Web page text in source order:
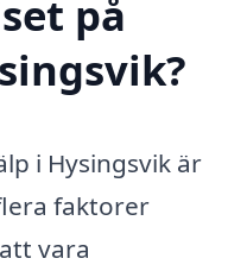
på
i Hysingsvik är
faktorer
vara